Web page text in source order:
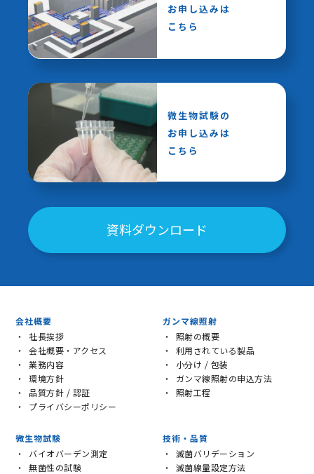
お申し込みは
こちら
微生物試験の
お申し込みは
こちら
資料ダウンロード
会社概要
社長挨拶
会社概要・アクセス
業務内容
環境方針
品質方針 / 認証
プライバシーポリシー
ガンマ線照射
照射の概要
利用されている製品
小分け / 包装
ガンマ線照射の申込方法
照射工程
微生物試験
バイオバーデン測定
無菌性の試験
技術・品質
滅菌バリデーション
滅菌線量設定方法